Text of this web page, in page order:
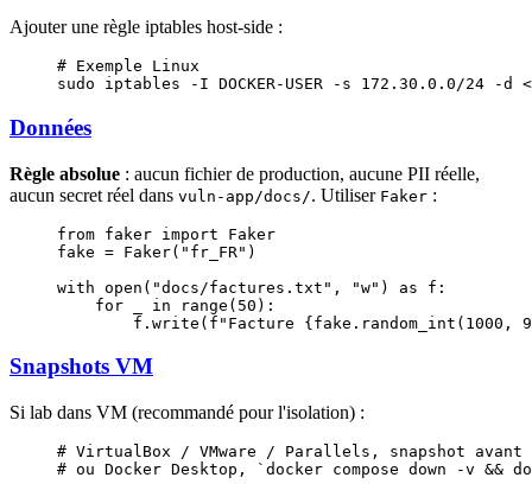
Ajouter une règle iptables host-side :
# Exemple Linux
sudo iptables -I DOCKER-USER -s 172.30.0.0/24 -d <
Données
Règle absolue : aucun fichier de production, aucune PII réelle,
aucun secret réel dans vuln-app/docs/. Utiliser Faker :
from faker import Faker
fake = Faker( "fr_FR" )
with open ( "docs/factures.txt" , "w" ) as f:
    for
in range ( 50 ):
        f.write(
f "Facture {fake.random_int( 1000 ,
Snapshots VM
Si lab dans VM (recommandé pour l'isolation) :
# VirtualBox / VMware / Parallels, snapshot avant
# ou Docker Desktop, `docker compose down -v &&